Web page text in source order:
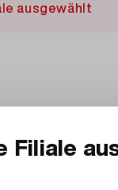
ausgewählt